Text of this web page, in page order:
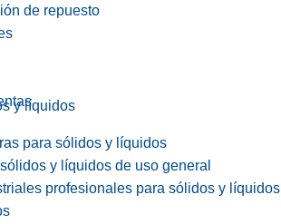
de repuesto
y líquidos
para sólidos y líquidos
y líquidos de uso general
profesionales para sólidos y líquidos